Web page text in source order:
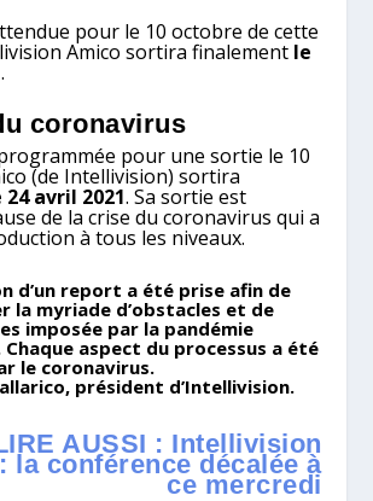
pour le 10 octobre de cette
Amico sortira finalement le
.
coronavirus
pour une sortie le 10
(de Intellivision) sortira
24 avril 2021. Sa sortie est
de la crise du coronavirus qui a
à tous les niveaux.
d’un report a été prise afin de
la myriade d’obstacles et de
imposée par la pandémie
Chaque aspect du processus a été
le coronavirus.
président d’Intellivision.
AUSSI : Intellivision
la conférence décalée à
ce mercredi